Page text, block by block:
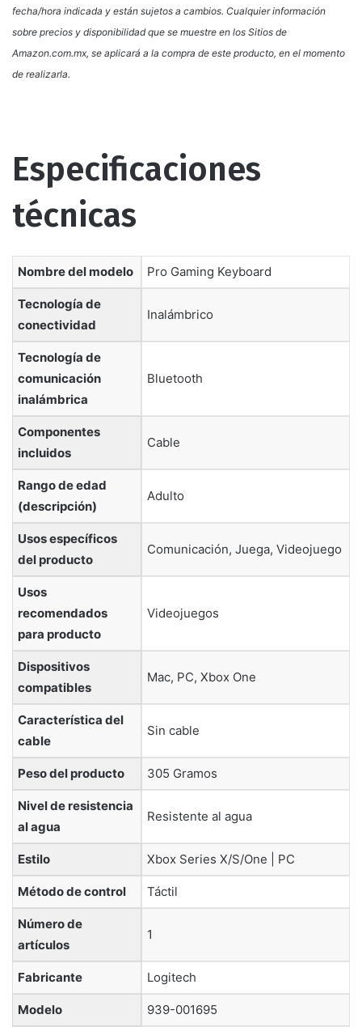
fecha/hora indicada y están sujetos a cambios. Cualquier información
sobre precios y disponibilidad que se muestre en los Sitios de
Amazon.com.mx, se aplicará a la compra de este producto, en el momento
de realizarla.
Especificaciones
técnicas
Nombre del modelo ‎Pro Gaming Keyboard
Tecnología de
conectividad
‎Inalámbrico
Tecnología de
comunicación
inalámbrica
‎Bluetooth
Componentes
incluidos
‎Cable
Rango de edad
(descripción)
‎Adulto
Usos específicos
del producto
‎Comunicación, Juega, Videojuego
Usos
recomendados
para producto
‎Videojuegos
Dispositivos
compatibles
‎Mac, PC, Xbox One
Característica del
cable
‎Sin cable
Peso del producto ‎305 Gramos
Nivel de resistencia
al agua
‎Resistente al agua
Estilo ‎Xbox Series X/S/One | PC
Método de control ‎Táctil
Número de
artículos
‎1
Fabricante ‎Logitech
Modelo ‎939-001695